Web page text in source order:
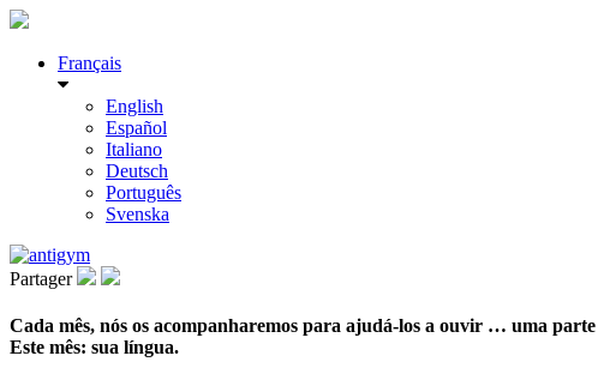
Français
English
Español
Italiano
Deutsch
Português
Svenska
Partager
Cada mês, nós os acompanharemos para ajudá-los a ouvir … uma
Este mês: sua língua.